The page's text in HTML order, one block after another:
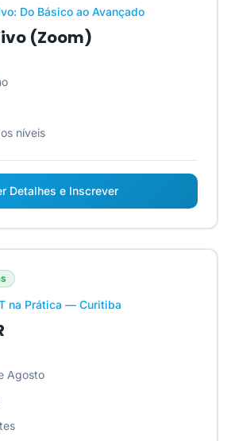
Do Básico ao Avançado
(Zoom)
níveis
Detalhes e Inscrever
na Prática — Curitiba
Agosto